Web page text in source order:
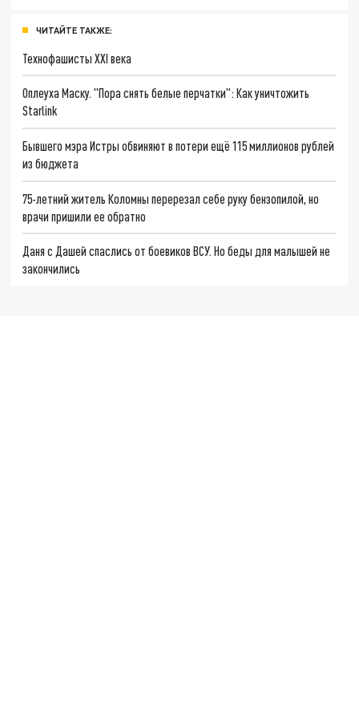
ЧИТАЙТЕ ТАКЖЕ:
Технофашисты XXI века
Оплеуха Маску. "Пора снять белые перчатки": Как уничтожить
Starlink
Бывшего мэра Истры обвиняют в потери ещё 115 миллионов рублей
из бюджета
75-летний житель Коломны перерезал себе руку бензопилой, но
врачи пришили ее обратно
Даня с Дашей спаслись от боевиков ВСУ. Но беды для малышей не
закончились